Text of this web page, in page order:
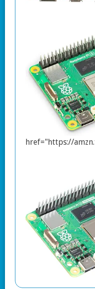
href="https://